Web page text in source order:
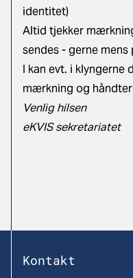
identitet)
Altid tjekker
sendes - gerne
I kan evt. i
mærkning og
Venlig hilsen
eKVIS sekretariatet
Kontakt